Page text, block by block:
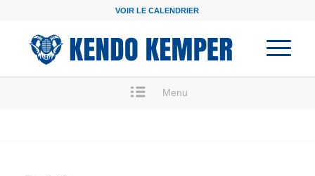
VOIR LE CALENDRIER
Menu